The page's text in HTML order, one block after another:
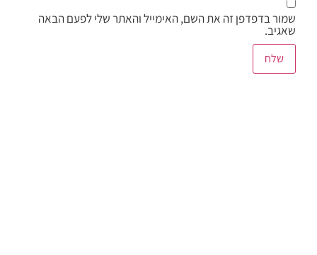
שמור בדפדפן זה את השם, האימייל והאתר שלי לפעם הבאה
שאגיב.